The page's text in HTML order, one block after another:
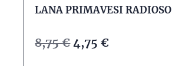
LANA PRIMAVESI RADIOSO
8,75€ 4,75€